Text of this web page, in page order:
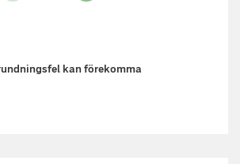
kan förekomma